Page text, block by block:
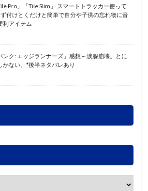
Pro」「Tile Slim」 スマートトラッカー使って
付けとくだけと簡単で自分や子供の忘れ物に音
利アイテム
ンク: エッジランナーズ」感想～涙腺崩壊。とに
かない。*後半ネタバレあり